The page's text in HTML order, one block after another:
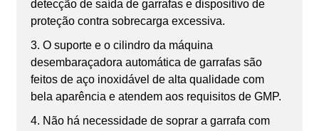
detecção de saída de garrafas e dispositivo de
proteção contra sobrecarga excessiva.
3. O suporte e o cilindro da máquina
desembaraçadora automática de garrafas são
feitos de aço inoxidável de alta qualidade com
bela aparência e atendem aos requisitos de GMP.
4. Não há necessidade de soprar a garrafa com